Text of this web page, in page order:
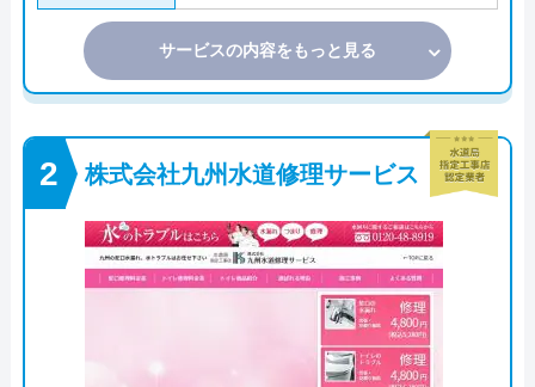
サービスの内容をもっと見る
株式会社九州水道修理サービス